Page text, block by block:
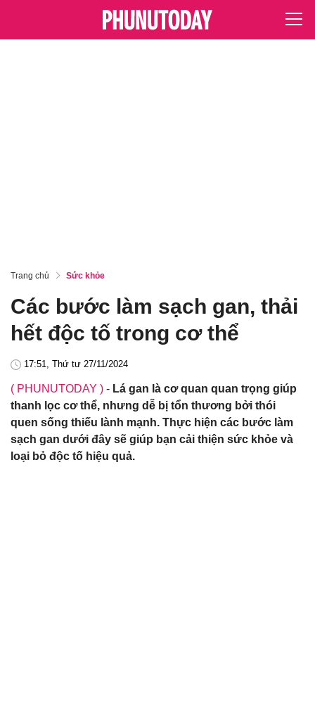
Trang chủ Sức khỏe
Các bước làm sạch gan, thải
hết độc tố trong cơ thể
17:51, Thứ tư 27/11/2024
( PHUNUTODAY ) - Lá gan là cơ quan quan trọng giúp
thanh lọc cơ thể, nhưng dễ bị tổn thương bởi thói
quen sống thiếu lành mạnh. Thực hiện các bước làm
sạch gan dưới đây sẽ giúp bạn cải thiện sức khỏe và
loại bỏ độc tố hiệu quả.